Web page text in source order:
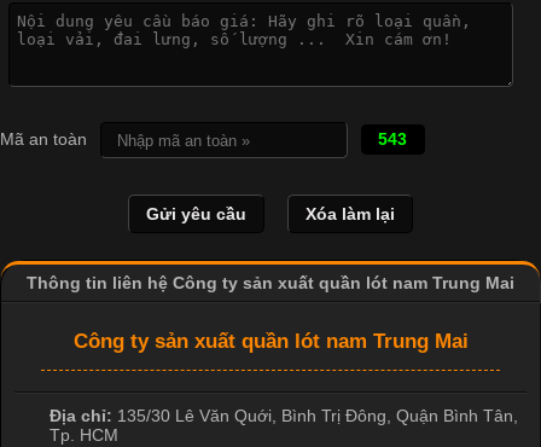
Đại
Cập nhật 2026-04-21 15:41:03
In Chuyển Nhiệt Là Gì? Công Nghệ In Hiện Đại Trong Ngành
May Mặc Trong ngành in ấn và thời trang, in chuyển nhiệt đang
hình ảnh sắc nét và bền màu. Đặc biệt, kỹ thuật này được ứng
dụng rộng rãi trong sản xuất áo thun, đồ thể thao
Mã an toàn 543
Thông tin liên hệ Công ty sản xuất quần lót nam Trung Mai
Công ty sản xuất quần lót nam Trung Mai
Địa chỉ: 135/30 Lê Văn Quới, Bình Trị Đông, Quận Bình Tân,
Tp. HCM